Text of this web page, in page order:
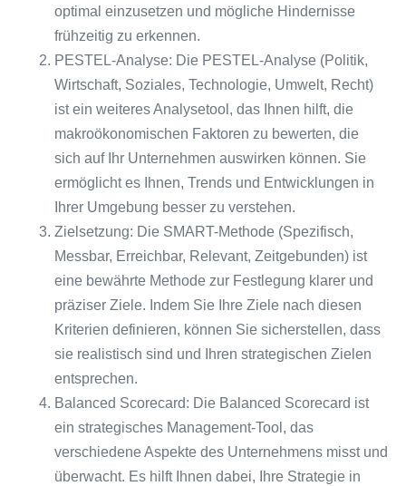
optimal einzusetzen und mögliche Hindernisse
frühzeitig zu erkennen.
PESTEL-Analyse: Die PESTEL-Analyse (Politik,
Wirtschaft, Soziales, Technologie, Umwelt, Recht)
ist ein weiteres Analysetool, das Ihnen hilft, die
makroökonomischen Faktoren zu bewerten, die
sich auf Ihr Unternehmen auswirken können. Sie
ermöglicht es Ihnen, Trends und Entwicklungen in
Ihrer Umgebung besser zu verstehen.
Zielsetzung: Die SMART-Methode (Spezifisch,
Messbar, Erreichbar, Relevant, Zeitgebunden) ist
eine bewährte Methode zur Festlegung klarer und
präziser Ziele. Indem Sie Ihre Ziele nach diesen
Kriterien definieren, können Sie sicherstellen, dass
sie realistisch sind und Ihren strategischen Zielen
entsprechen.
Balanced Scorecard: Die Balanced Scorecard ist
ein strategisches Management-Tool, das
verschiedene Aspekte des Unternehmens misst und
überwacht. Es hilft Ihnen dabei, Ihre Strategie in